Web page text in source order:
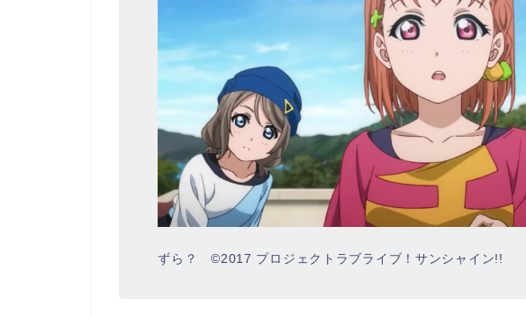
ずら？ ©2017 プロジェクトラブライブ！サンシャイン!!